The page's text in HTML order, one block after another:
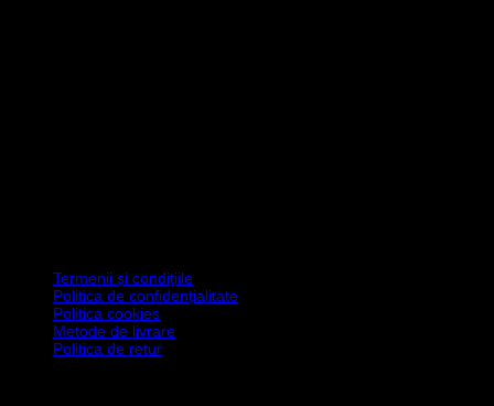
Termenii și condițiile
Politica de confidențialitate
Politica cookies
Metode de livrare
Politica de retur